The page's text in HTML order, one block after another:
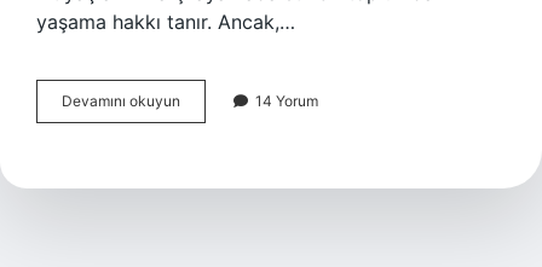
yaşama hakkı tanır. Ancak,…
Devamını okuyun
ne
14 Yorum